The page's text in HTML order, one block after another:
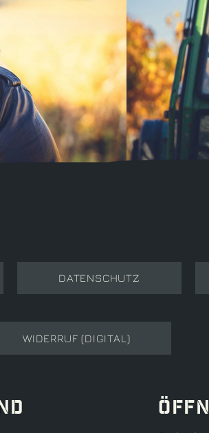
DATENSCHUTZ
WIDERRUF (DIGITAL)